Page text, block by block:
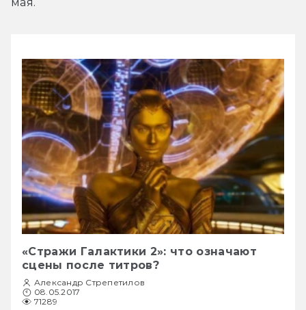
«Стражи Галактики 2»: что означают
сцены после титров?
Александр Стрепетилов
08.05.2017
71289